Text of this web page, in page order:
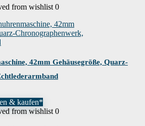
from wishlist 0
42mm Gehäusegröße, Quarz-
& kaufen*
from wishlist 0